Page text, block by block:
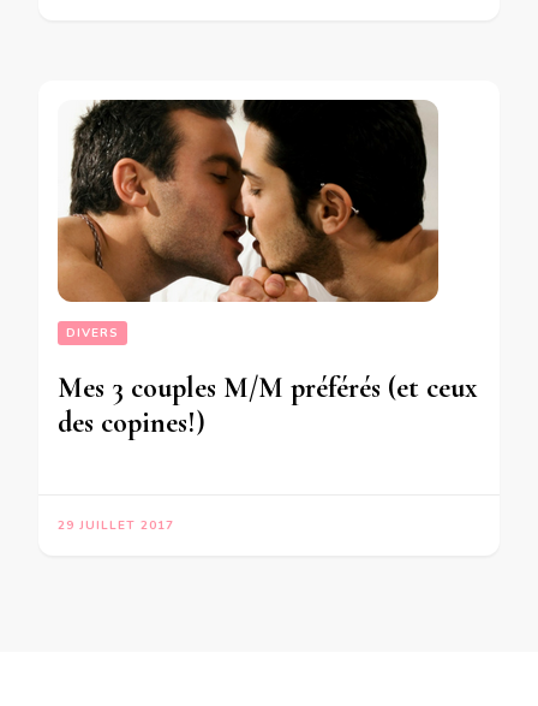
DIVERS
Mes 3 couples M/M préférés (et ceux
des copines!)
29 JUILLET 2017